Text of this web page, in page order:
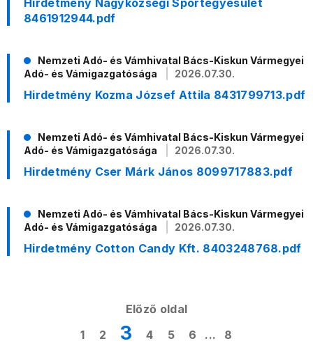
Hirdetmény Nagyközségi Sportegyesület
8461912944.pdf
Nemzeti Adó- és Vámhivatal Bács-Kiskun Vármegyei
Adó- és Vámigazgatósága
2026.07.30.
Hirdetmény Kozma József Attila 8431799713.pdf
Nemzeti Adó- és Vámhivatal Bács-Kiskun Vármegyei
Adó- és Vámigazgatósága
2026.07.30.
Hirdetmény Cser Márk János 8099717883.pdf
Nemzeti Adó- és Vámhivatal Bács-Kiskun Vármegyei
Adó- és Vámigazgatósága
2026.07.30.
Hirdetmény Cotton Candy Kft. 8403248768.pdf
Előző oldal
1
2 3 4 5 6 ... 8